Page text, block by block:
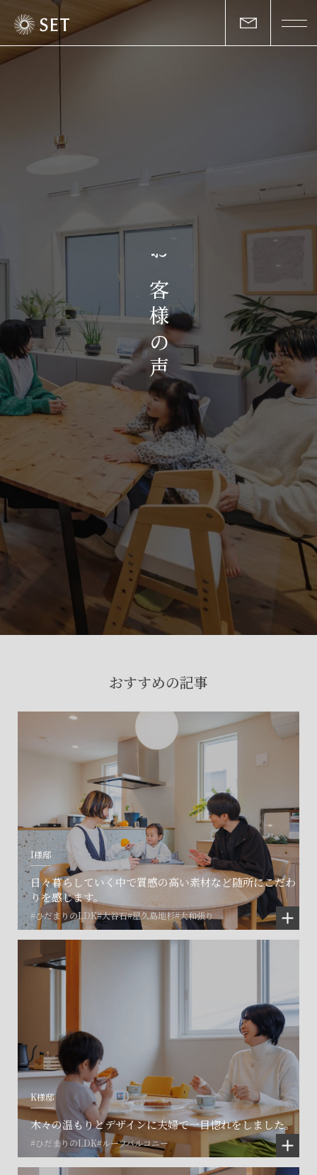
お
客
様
の
声
おすすめの記事
I様邸
日々暮らしていく中で質感の高い素材など随所にこだわ
りを感じます。
#ひだまりのLDK#大谷石#屋久島地杉#大和張り
K様邸
木々の温もりとデザインに夫婦で一目惚れをしました。
#ひだまりのLDK#ルーフバルコニー
物件一覧
お客様の声
お知らせ・イベント
会社概要・アクセス
スタッフ紹介
プライバシーポリシー
賃貸管理サイトはこちら
会社に関することや物件についての
お問い合わせはこちらから
土地の活用・賃貸経営に関する
ご相談はこちら
©SET inc.